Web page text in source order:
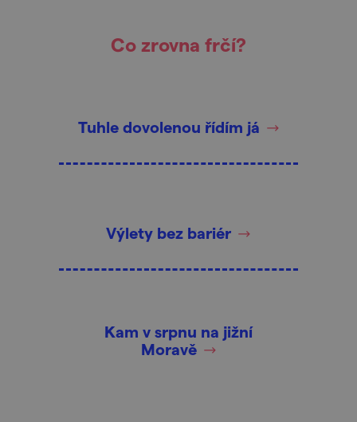
Co zrovna frčí?
Tuhle dovolenou řídím já
Výlety bez bariér
Kam v srpnu na jižní
Moravě